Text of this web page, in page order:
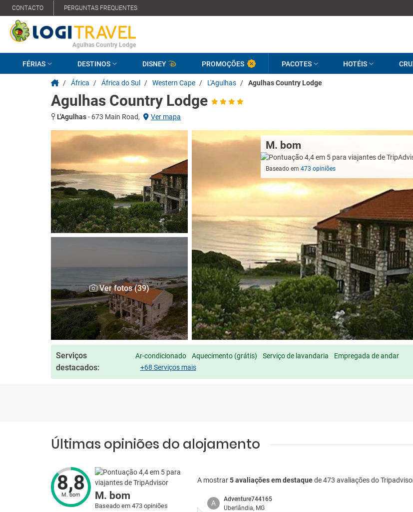
CONTACTO PERGUNTAS FREQUENTES
Agulhas Country Lodge
FÉRIAS DESTINOS DISNEY PROMOÇÕES PACOTES HOTÉIS
/ África / África do Sul / Western Cape / L'Agulhas / Agulhas Country Lodge
Agulhas Country Lodge
L'Agulhas- 673 Main Road, Ver mapa
Ver fotos (39)
M. bom
Baseado em473 opiniões
Serviços
destacados:
Ar-condicionado Aquecimento (grátis) Serviço de lavandaria
Empregada de andar
+68 Serviços mais
Últimas opiniões do alojamento
8,8
M. bom M. bom
Baseado em 473 opiniões
A mostrar5 avaliações em destaquede 473 avaliações do
A
Adventure744165
Uberlândia, MG